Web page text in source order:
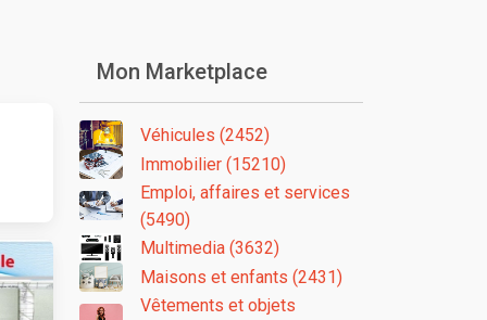
Mon Marketplace
Véhicules (2452)
Immobilier (15210)
Emploi, affaires et services
(5490)
Multimedia (3632)
Maisons et enfants (2431)
Vêtements et objets